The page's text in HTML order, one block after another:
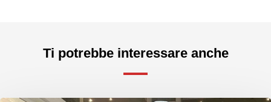
Ti potrebbe interessare anche